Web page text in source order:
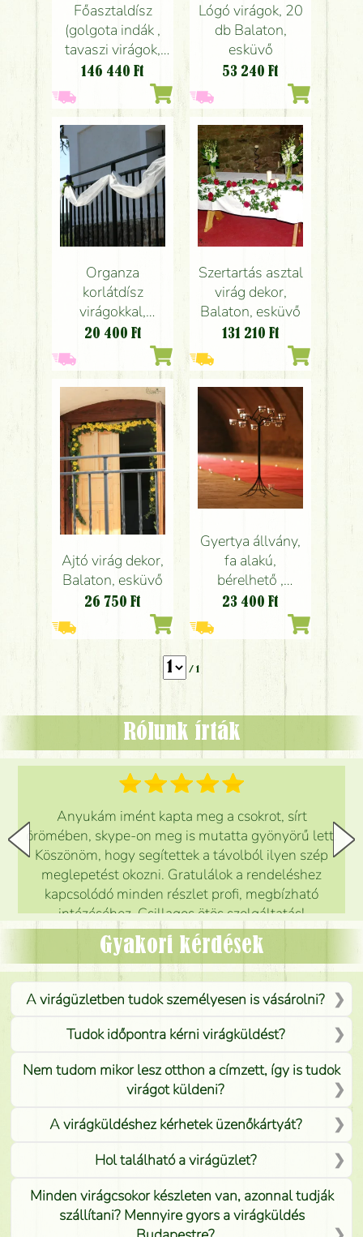
Főasztaldísz
(golgota indák ,
tavaszi virágok,
kék, narancs ),
Balaton, esküvő
146 440 Ft
Lógó virágok, 20
db Balaton,
esküvő
53 240 Ft
Organza
korlátdísz
virágokkal,
Balaton, esküvő
20 400 Ft
Szertartás asztal
virág dekor,
Balaton, esküvő
131 210 Ft
Ajtó virág dekor,
Balaton, esküvő
26 750 Ft
Gyertya állvány,
fa alakú,
bérelhető ,
Balaton, esküvő
23 400 Ft
/ 1
Rólunk írták
Anyukám imént kapta meg a csokrot, sírt
örömében, skype-on meg is mutatta gyönyörű lett.
Köszönöm, hogy segítettek a távolból ilyen szép
meglepetést okozni. Gratulálok a rendeléshez
kapcsolódó minden részlet profi, megbízható
intézéséhez. Csillagos ötös szolgáltatás!
Mónika
Gyakori kérdések
A virágüzletben tudok személyesen is vásárolni?
Tudok időpontra kérni virágküldést?
Nem tudom mikor lesz otthon a címzett, így is tudok
virágot küldeni?
A virágküldéshez kérhetek üzenőkártyát?
Hol található a virágüzlet?
Minden virágcsokor készleten van, azonnal tudják
szállítani? Mennyire gyors a virágküldés